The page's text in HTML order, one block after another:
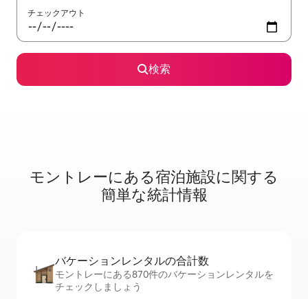
チェックアウト
検索
モントレーに⁠あ⁠る宿⁠泊⁠施⁠設⁠に関⁠す⁠る
簡⁠単⁠な統⁠計⁠情⁠報
バケーションレ⁠ン⁠タ⁠ル⁠の合⁠計⁠数
モントレーにある870件のバケーションレンタルを
チェックしましょう